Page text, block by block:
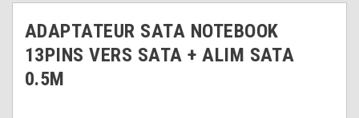
ADAPTATEUR SATA NOTEBOOK
13PINS VERS SATA + ALIM SATA
0.5M